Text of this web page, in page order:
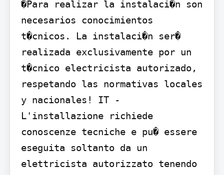
�Para realizar la instalaci�n son
necesarios conocimientos
t�cnicos. La instalaci�n ser�
realizada exclusivamente por un
t�cnico electricista autorizado,
respetando las normativas locales
y nacionales! IT -
L'installazione richiede
conoscenze tecniche e pu� essere
eseguita soltanto da un
elettricista autorizzato tenendo